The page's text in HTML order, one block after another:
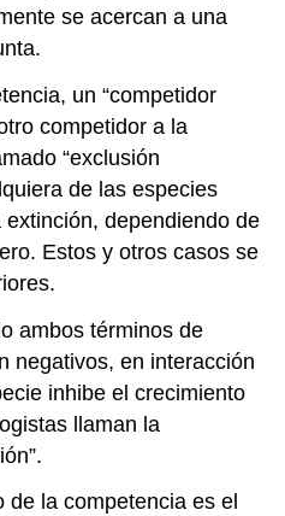
se acercan a una
un “competidor
competidor a la
“exclusión
de las especies
dependiendo de
Estos y otros casos se
ambos términos de
negativos, en interacción
inhibe el crecimiento
llaman la
de la competencia es el